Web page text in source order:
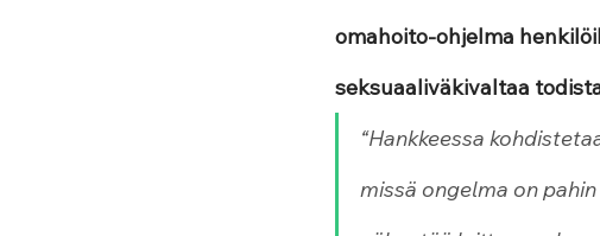
omahoito-ohjelma
seksuaaliväkivaltaa
“Hankkeessa
missä ongelma on